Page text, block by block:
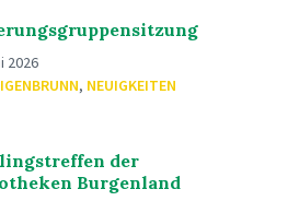
2026
, NEUIGKEITEN
der
Burgenland